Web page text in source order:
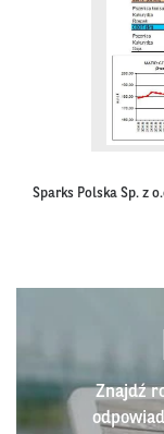
Sparks Polska Sp. z
Znajdź